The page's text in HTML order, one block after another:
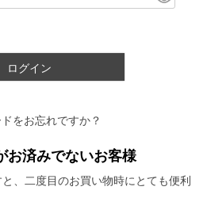
ログイン
をお忘れですか？
お済みでないお客様
、二度目のお買い物時にとても便利